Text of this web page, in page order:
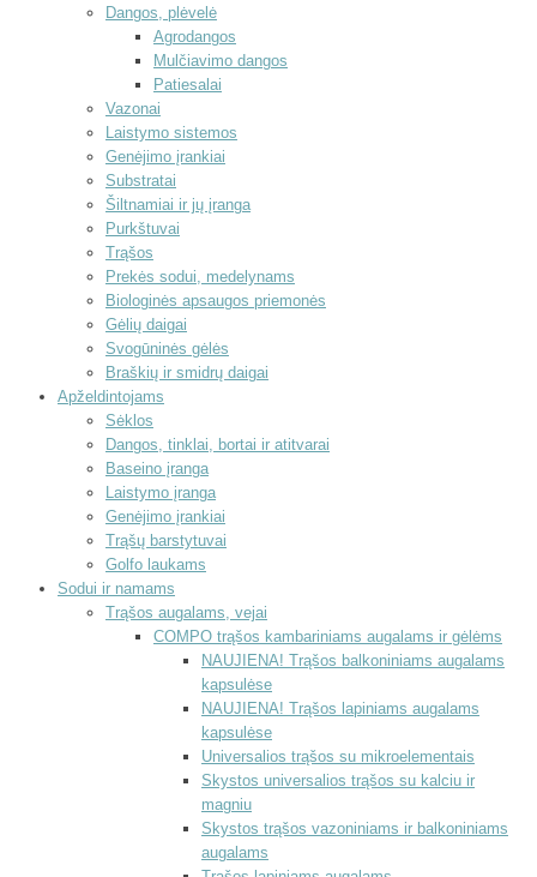
Dangos, plėvelė
Agrodangos
Mulčiavimo dangos
Patiesalai
Vazonai
Laistymo sistemos
Genėjimo įrankiai
Substratai
Šiltnamiai ir jų įranga
Purkštuvai
Trąšos
Prekės sodui, medelynams
Biologinės apsaugos priemonės
Gėlių daigai
Svogūninės gėlės
Braškių ir smidrų daigai
Apželdintojams
Sėklos
Dangos, tinklai, bortai ir atitvarai
Baseino įranga
Laistymo įranga
Genėjimo įrankiai
Trąšų barstytuvai
Golfo laukams
Sodui ir namams
Trąšos augalams, vejai
COMPO trąšos kambariniams augalams ir gėlėms
NAUJIENA! Trąšos balkoniniams augalams
kapsulėse
NAUJIENA! Trąšos lapiniams augalams
kapsulėse
Universalios trąšos su mikroelementais
Skystos universalios trąšos su kalciu ir
magniu
Skystos trąšos vazoniniams ir balkoniniams
augalams